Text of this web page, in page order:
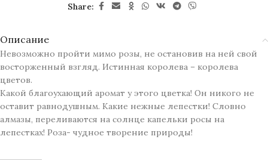
Share:
Описание
Невозможно пройти мимо розы, не остановив на ней свой
восторженный взгляд. Истинная королева – королева
цветов.
Какой благоухающий аромат у этого цветка! Он никого не
оставит равнодушным. Какие нежные лепестки! Словно
алмазы, переливаются на солнце капельки росы на
лепестках! Роза- чудное творение природы!